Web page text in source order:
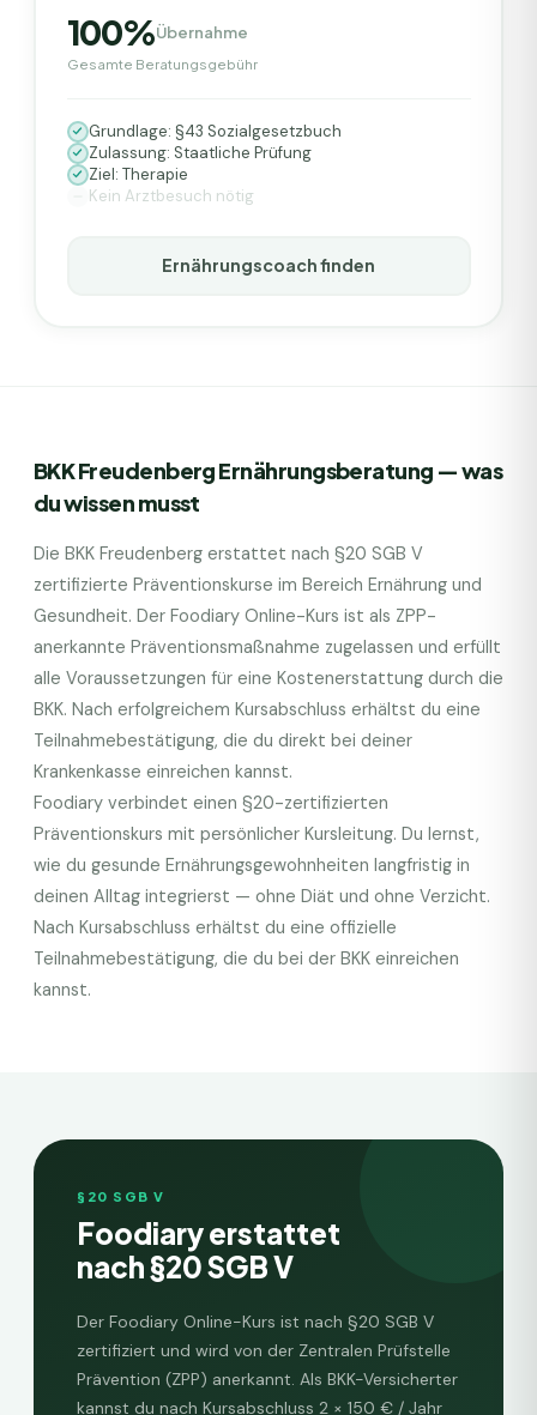
100%Übernahme
Gesamte Beratungsgebühr
Grundlage: §43 Sozialgesetzbuch
Zulassung: Staatliche Prüfung
Ziel: Therapie
Kein Arztbesuch nötig
Ernährungscoach finden
BKK FreudenbergErnährungsberatung — was
du wissen musst
Die BKK Freudenberg erstattet nach §20 SGB V
zertifizierte Präventionskurse im Bereich Ernährung und
Gesundheit. Der Foodiary Online-Kurs ist als ZPP-
anerkannte Präventionsmaßnahme zugelassen und erfüllt
alle Voraussetzungen für eine Kostenerstattung durch die
BKK. Nach erfolgreichem Kursabschluss erhältst du eine
Teilnahmebestätigung, die du direkt bei deiner
Krankenkasse einreichen kannst.
Foodiary verbindet einen §20-zertifizierten
Präventionskurs mit persönlicher Kursleitung. Du lernst,
wie du gesunde Ernährungsgewohnheiten langfristig in
deinen Alltag integrierst — ohne Diät und ohne Verzicht.
Nach Kursabschluss erhältst du eine offizielle
Teilnahmebestätigung, die du bei der BKK einreichen
kannst.
§20 SGB V
Foodiary erstattet
nach §20 SGB V
Der Foodiary Online-Kurs ist nach §20 SGB V
zertifiziert und wird von der Zentralen Prüfstelle
Prävention (ZPP) anerkannt. Als BKK-Versicherter
kannst du nach Kursabschluss 2 × 150 € / Jahr